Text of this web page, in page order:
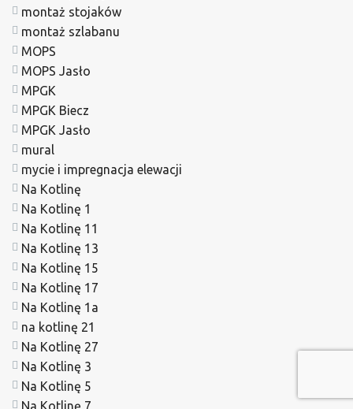
montaż stojaków
montaż szlabanu
MOPS
MOPS Jasło
MPGK
MPGK Biecz
MPGK Jasło
mural
mycie i impregnacja elewacji
Na Kotlinę
Na Kotlinę 1
Na Kotlinę 11
Na Kotlinę 13
Na Kotlinę 15
Na Kotlinę 17
Na Kotlinę 1a
na kotlinę 21
Na Kotlinę 27
Na Kotlinę 3
Na Kotlinę 5
Na Kotlinę 7